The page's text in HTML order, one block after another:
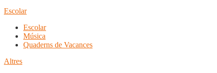
Escolar
Escolar
Música
Quaderns de Vacances
Altres